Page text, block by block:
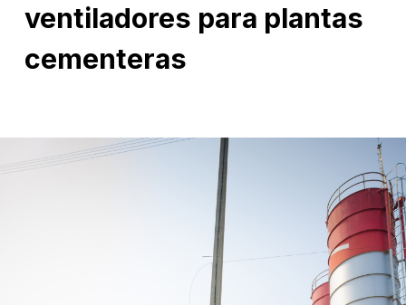
ventiladores para plantas
cementeras